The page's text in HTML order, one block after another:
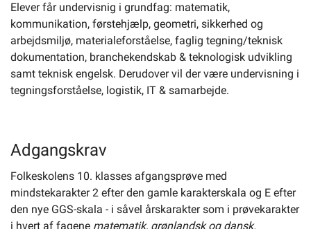
Elever får undervisnig i grundfag: matematik,
kommunikation, førstehjælp, geometri, sikkerhed og
arbejdsmiljø, materialeforståelse, faglig tegning/teknisk
dokumentation, branchekendskab & teknologisk udvikling
samt teknisk engelsk. Derudover vil der være undervisning i
tegningsforståelse, logistik, IT & samarbejde.
Adgangskrav
Folkeskolens 10. klasses afgangsprøve med
mindstekarakter 2 efter den gamle karakterskala og E efter
den nye GGS-skala - i såvel årskarakter som i prøvekarakter
i hvert af fagene matematik, grønlandsk og dansk.